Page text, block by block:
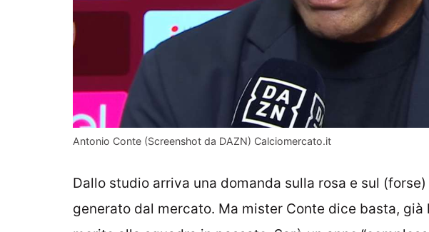
Antonio Conte (Screenshot da DAZN) Calciomercato.it
Dallo studio arriva una domanda sulla rosa e sul
generato dal mercato. Ma mister Conte dice basta, già